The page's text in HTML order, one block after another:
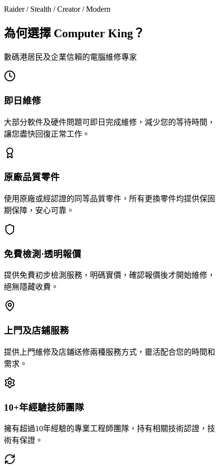
Raider / Stealth / Creator / Modern
為何選擇 Computer King？
數碼港居民及企業信賴的電腦維修專家
即日維修
大部分軟件及硬件問題可即日完成維修，減少您的等待時間，
讓您盡快回復正常工作。
原廠品質零件
使用原廠或經認證的同等品質零件，所有更換零件均提供保固
期保障，安心可靠。
免費檢測·透明報價
提供免費初步檢測服務，明碼實價，確認報價後才開始維修，
絕無隱藏收費。
上門及店鋪服務
提供上門維修及店鋪送修兩種服務方式，靈活配合您的時間和
需求。
10+年經驗技師團隊
擁有超過10年經驗的專業工程師團隊，持有相關技術認證，技
術有保證。